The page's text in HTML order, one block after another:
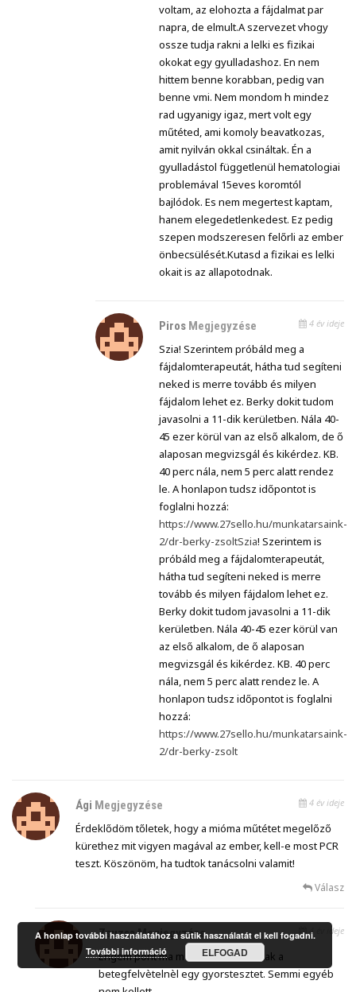
voltam, az elohozta a fájdalmat par
napra, de elmult.A szervezet vhogy
ossze tudja rakni a lelki es fizikai
okokat egy gyulladashoz. En nem
hittem benne korabban, pedig van
benne vmi. Nem mondom h mindez
rad ugyanigy igaz, mert volt egy
műtéted, ami komoly beavatkozas,
amit nyilván okkal csináltak. Én a
gyulladástol függetlenül hematologiai
problemával 15eves koromtól
bajlódok. Es nem megertest kaptam,
hanem elegedetlenkedest. Ez pedig
szepen modszeresen felőrli az ember
önbecsülését.Kutasd a fizikai es lelki
okait is az allapotodnak.
Piros Megjegyzése 4 év ideje
Szia! Szerintem próbáld meg a
fájdalomterapeutát, hátha tud segíteni
neked is merre tovább és milyen
fájdalom lehet ez. Berky dokit tudom
javasolni a 11-dik kerületben. Nála 40-
45 ezer körül van az első alkalom, de ő
alaposan megvizsgál és kikérdez. KB.
40 perc nála, nem 5 perc alatt rendez
le. A honlapon tudsz időpontot is
foglalni hozzá:
https://www.27sello.hu/munkatarsaink-
2/dr-berky-zsoltSzia! Szerintem is
próbáld meg a fájdalomterapeutát,
hátha tud segíteni neked is merre
tovább és milyen fájdalom lehet ez.
Berky dokit tudom javasolni a 11-dik
kerületben. Nála 40-45 ezer körül van
az első alkalom, de ő alaposan
megvizsgál és kikérdez. KB. 40 perc
nála, nem 5 perc alatt rendez le. A
honlapon tudsz időpontot is foglalni
hozzá:
https://www.27sello.hu/munkatarsaink-
2/dr-berky-zsolt
Ági Megjegyzése 4 év ideje
Érdeklődöm tőletek, hogy a mióma műtétet megelőző
kürethez mit vigyen magával az ember, kell-e most PCR
teszt. Köszönöm, ha tudtok tanácsolni valamit!
Válasz
ZsuzsaMegjegyzése 4 év ideje
Engem pont ma műtöttek, itt csináltak a
betegfelvètelnèl egy gyorstesztet. Semmi egyéb
A honlap további használatához a sütik használatát el kell fogadni.
További információ
ELFOGAD